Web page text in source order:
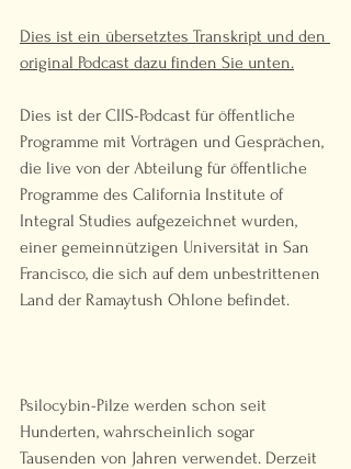
Dies ist ein übersetztes Transkript und den
original Podcast dazu finden Sie unten.
Dies ist der CIIS-Podcast für öffentliche
Programme mit Vorträgen und Gesprächen,
die live von der Abteilung für öffentliche
Programme des California Institute of
Integral Studies aufgezeichnet wurden,
einer gemeinnützigen Universität in San
Francisco, die sich auf dem unbestrittenen
Land der Ramaytush Ohlone befindet.
Psilocybin-Pilze werden schon seit
Hunderten, wahrscheinlich sogar
Tausenden von Jahren verwendet. Derzeit